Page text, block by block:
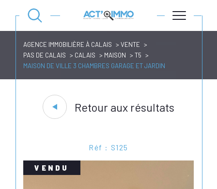
AGENCE IMMOBILIÈRE À CALAIS
VENTE
PAS DE CALAIS
CALAIS MAISON
T5
MAISON DE VILLE 3 CHAMBRES GARAGE ET JARDIN
Retour aux résultats
Réf : S125
VENDU